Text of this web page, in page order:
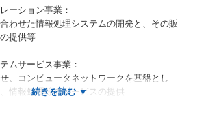
ーション事業：
わせた情報処理システムの開発と、その販
提供等
ムサービス事業：
、コンピュータネットワークを基盤とし
情報処理等のサービスの提供